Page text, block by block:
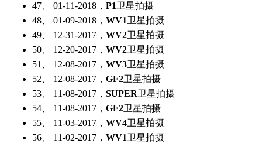
47、 01-11-2018， P1卫星拍摄
48、 01-09-2018， WV1卫星拍摄
49、 12-31-2017， WV2卫星拍摄
50、 12-20-2017， WV2卫星拍摄
51、 12-08-2017， WV3卫星拍摄
52、 12-08-2017， GF2卫星拍摄
53、 11-08-2017， SUPER卫星拍摄
54、 11-08-2017， GF2卫星拍摄
55、 11-03-2017， WV4卫星拍摄
56、 11-02-2017， WV1卫星拍摄